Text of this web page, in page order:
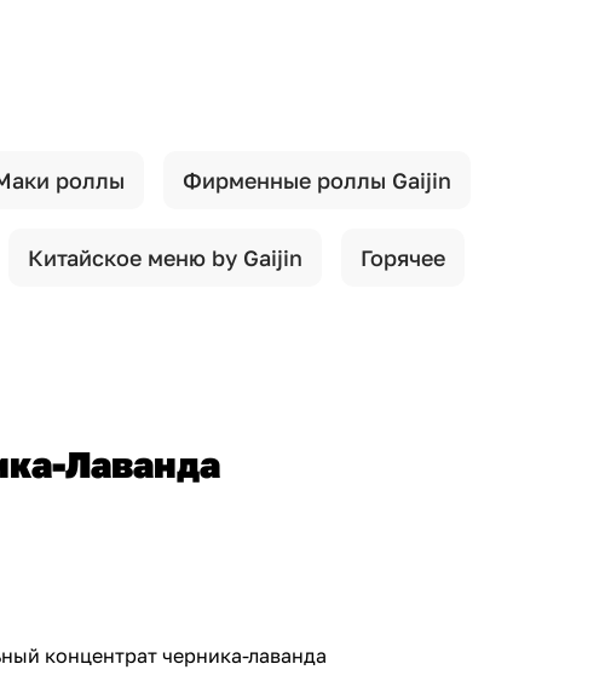
роллы Фирменные роллы Gaijin
Китайское меню by Gaijin Горячее
Лаванда
концентрат черника-лаванда